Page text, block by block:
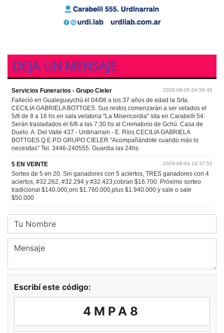
DEJA UN MENSAJE
Escribí este código:
4MPA8